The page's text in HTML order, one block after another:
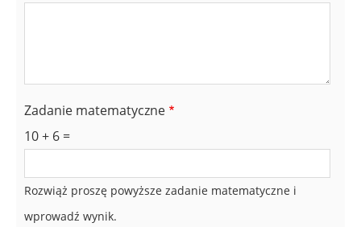
Zadanie matematyczne
10 + 6 =
Rozwiąż proszę powyższe zadanie matematyczne i
wprowadź wynik.